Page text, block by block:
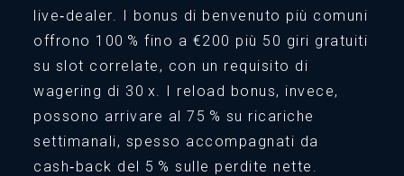
live‑dealer. I bonus di benvenuto più comuni
offrono 100 % fino a €200 più 50 giri gratuiti
su slot correlate, con un requisito di
wagering di 30 x. I reload bonus, invece,
possono arrivare al 75 % su ricariche
settimanali, spesso accompagnati da
cash‑back del 5 % sulle perdite nette.